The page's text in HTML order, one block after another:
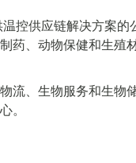
供应链解决方案的
药、动物保健和生殖
流、生物服务和生物
。